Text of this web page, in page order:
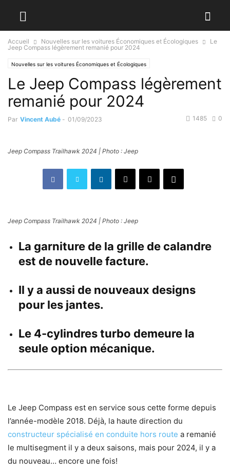
Accueil Nouvelles sur les voitures Économiques et Écologiques
Le
Jeep Compass légèrement remanié pour 2024
Nouvelles sur les voitures Économiques et Écologiques
Le Jeep Compass légèrement
remanié pour 2024
Par Vincent Aubé - 01/09/2023 0
1485
Jeep Compass Trailhawk 2024 | Photo : Jeep
Jeep Compass Trailhawk 2024 | Photo : Jeep
La garniture de la grille de calandre
est de nouvelle facture.
Il y a aussi de nouveaux designs
pour les jantes.
Le 4-cylindres turbo demeure la
seule option mécanique.
Le Jeep Compass est en service sous cette forme depuis
l’année-modèle 2018. Déjà, la haute direction du
constructeur spécialisé en conduite hors route a remanié
le multisegment il y a deux saisons, mais pour 2024, il y a
du nouveau… encore une fois!